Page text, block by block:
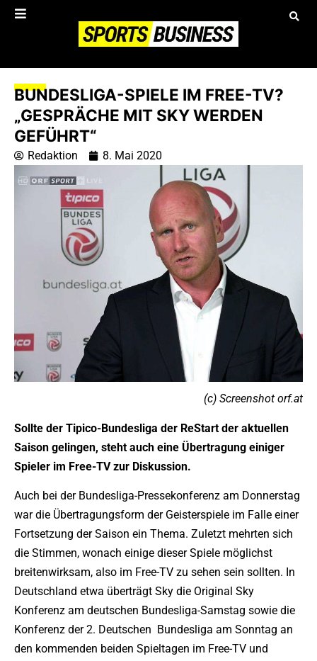
BUNDESLIGA-SPIELE IM FREE-TV?
„GESPRÄCHE MIT SKY WERDEN
GEFÜHRT“
Redaktion 8. Mai 2020
(c) Screenshot orf.at
Sollte der Tipico-Bundesliga der ReStart der aktuellen
Saison gelingen, steht auch eine Übertragung einiger
Spieler im Free-TV zur Diskussion.
Auch bei der Bundesliga-Pressekonferenz am Donnerstag
war die Übertragungsform der Geisterspiele im Falle einer
Fortsetzung der Saison ein Thema. Zuletzt mehrten sich
die Stimmen, wonach einige dieser Spiele möglichst
breitenwirksam, also im Free-TV zu sehen sein sollten. In
Deutschland etwa überträgt Sky die Original Sky
Konferenz am deutschen Bundesliga-Samstag sowie die
Konferenz der 2. Deutschen Bundesliga am Sonntag an
den kommenden beiden Spieltagen im Free-TV und